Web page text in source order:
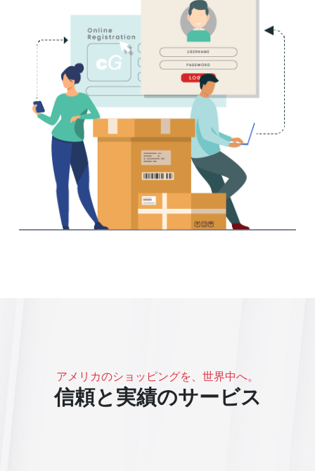
アメリカのショッピングを、世界中へ。
信頼と実績のサービス